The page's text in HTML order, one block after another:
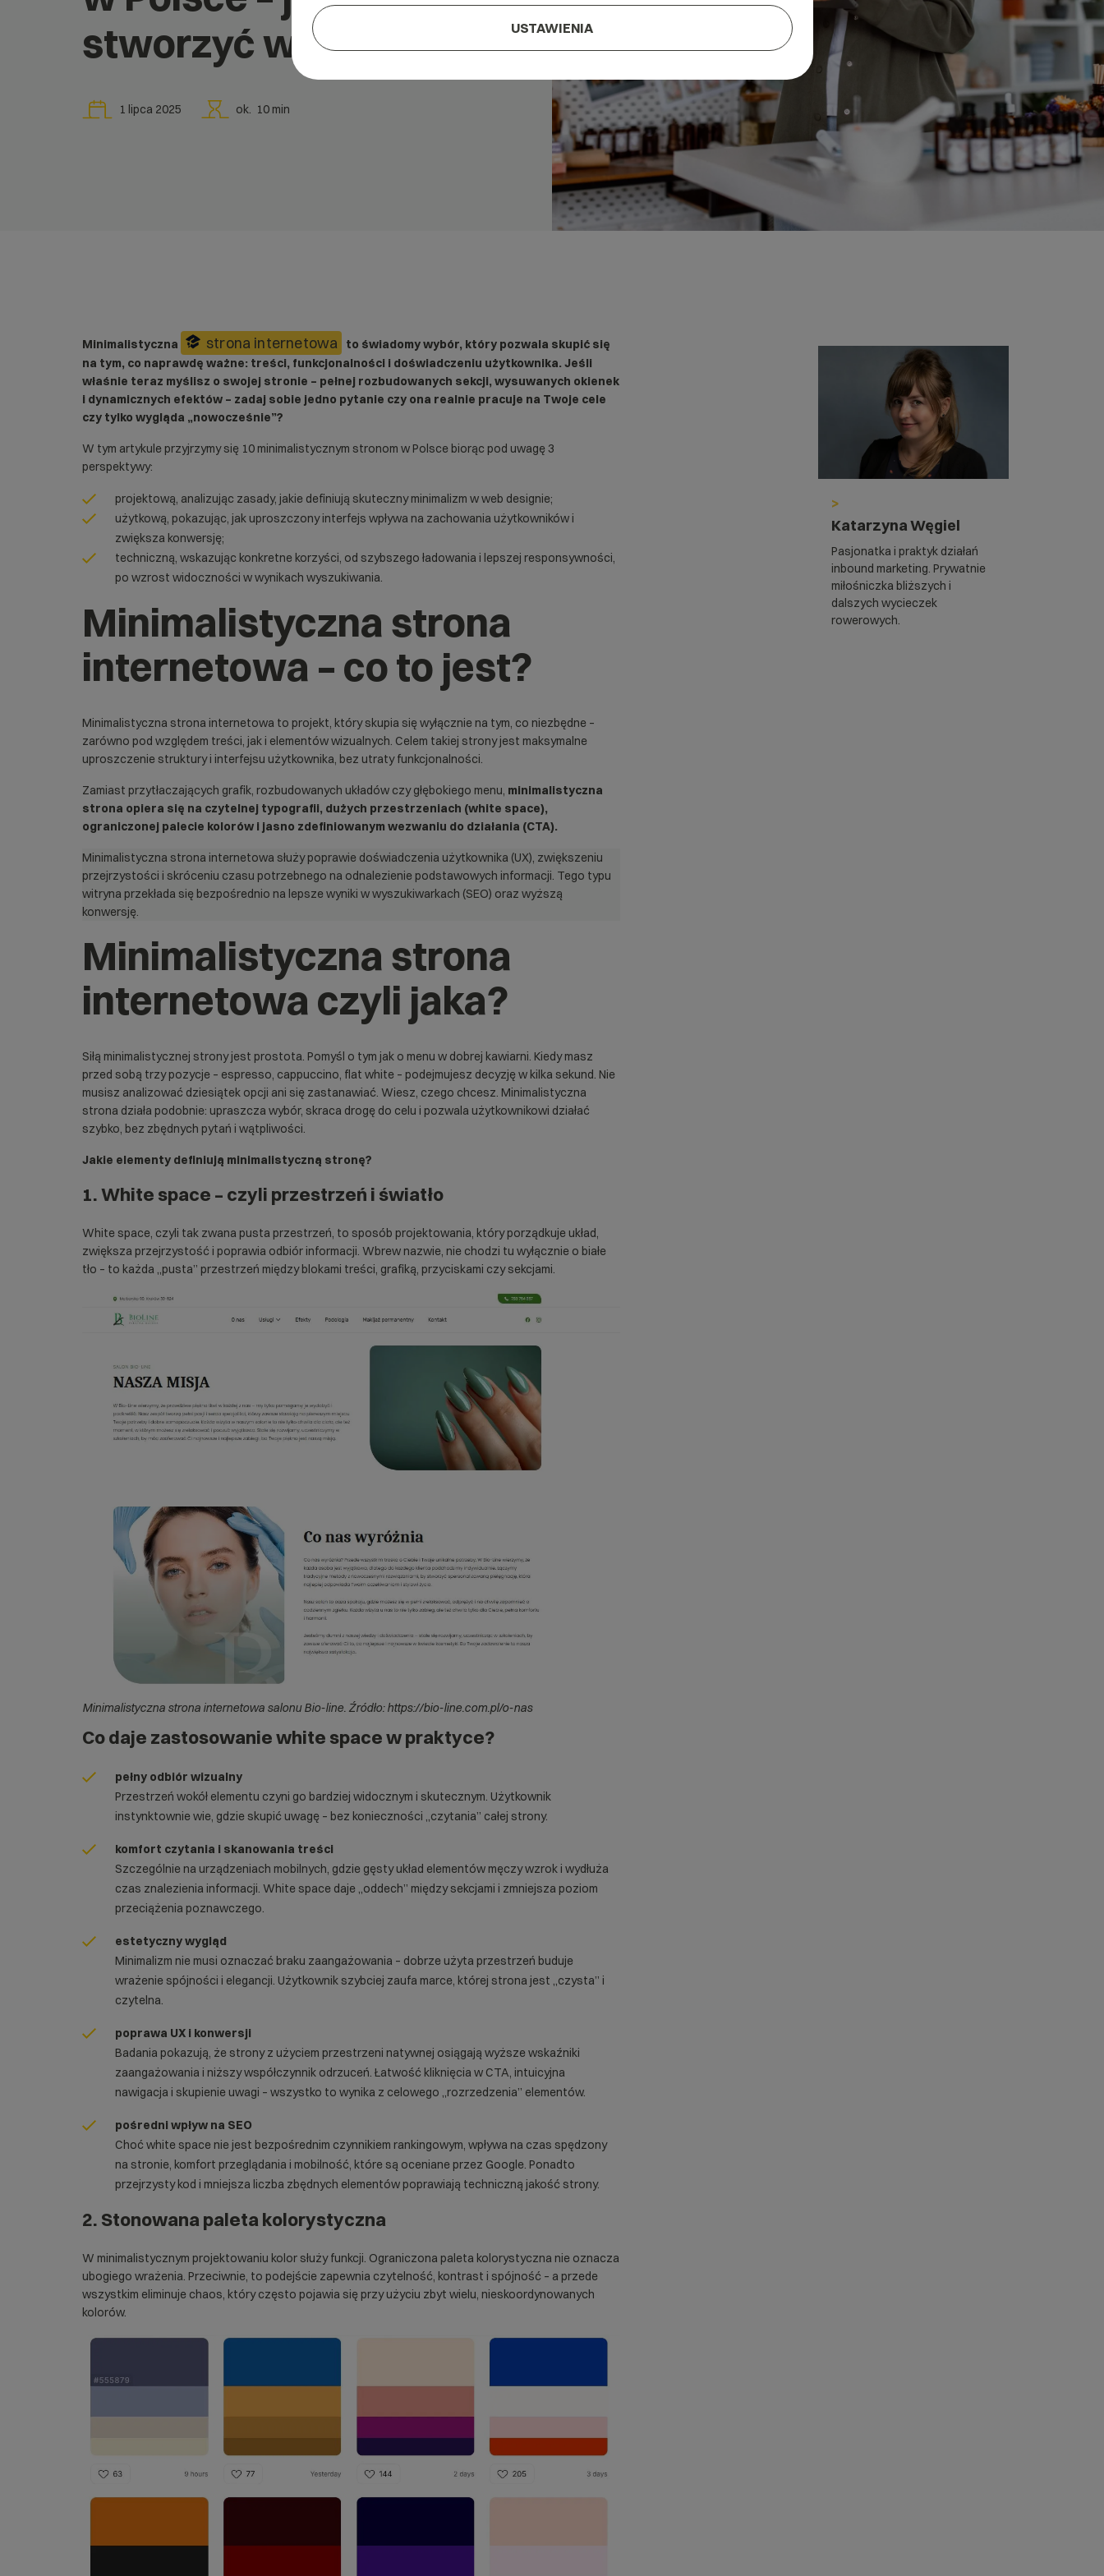
stworzyć własną?
1 lipca 2025 ok. 10 min
Minimalistyczna strona internetowa
to świadomy wybór, który pozwala skupić się
na tym, co naprawdę ważne: treści, funkcjonalności i doświadczeniu użytkownika. Jeśli
właśnie teraz myślisz o swojej stronie – pełnej rozbudowanych sekcji, wysuwanych okienek
i dynamicznych efektów – zadaj sobie jedno pytanie czy ona realnie pracuje na Twoje cele
czy tylko wygląda „nowocześnie”?
W tym artykule przyjrzymy się 10 minimalistycznym stronom w Polsce biorąc pod uwagę 3
perspektywy:
projektową, analizując zasady, jakie definiują skuteczny minimalizm w web designie;
użytkową, pokazując, jak uproszczony interfejs wpływa na zachowania użytkowników i
zwiększa konwersję;
techniczną, wskazując konkretne korzyści, od szybszego ładowania i lepszej responsywności,
po wzrost widoczności w wynikach wyszukiwania.
Minimalistyczna strona
internetowa – co to jest?
Minimalistyczna strona internetowa to projekt, który skupia się wyłącznie na tym, co niezbędne –
zarówno pod względem treści, jak i elementów wizualnych. Celem takiej strony jest maksymalne
uproszczenie struktury i interfejsu użytkownika, bez utraty funkcjonalności.
Zamiast przytłaczających grafik, rozbudowanych układów czy głębokiego menu, minimalistyczna
strona opiera się na czytelnej typografii, dużych przestrzeniach (white space),
ograniczonej palecie kolorów i jasno zdefiniowanym wezwaniu do działania (CTA).
Minimalistyczna strona internetowa służy poprawie doświadczenia użytkownika (UX), zwiększeniu
przejrzystości i skróceniu czasu potrzebnego na odnalezienie podstawowych informacji. Tego typu
witryna przekłada się bezpośrednio na lepsze wyniki w wyszukiwarkach (SEO) oraz wyższą
konwersję.
Minimalistyczna strona
internetowa czyli jaka?
Siłą minimalistycznej strony jest prostota. Pomyśl o tym jak o menu w dobrej kawiarni. Kiedy masz
przed sobą trzy pozycje – espresso, cappuccino, flat white – podejmujesz decyzję w kilka sekund. Nie
musisz analizować dziesiątek opcji ani się zastanawiać. Wiesz, czego chcesz. Minimalistyczna
strona działa podobnie: upraszcza wybór, skraca drogę do celu i pozwala użytkownikowi działać
szybko, bez zbędnych pytań i wątpliwości.
Jakie elementy definiują minimalistyczną stronę?
1. White space – czyli przestrzeń i światło
White space, czyli tak zwana pusta przestrzeń, to sposób projektowania, który porządkuje układ,
zwiększa przejrzystość i poprawia odbiór informacji. Wbrew nazwie, nie chodzi tu wyłącznie o białe
tło – to każda „pusta” przestrzeń między blokami treści, grafiką, przyciskami czy sekcjami.
Minimalistyczna strona internetowa salonu Bio-line. Źródło: https://bio-line.com.pl/o-nas
Co daje zastosowanie white space w praktyce?
pełny odbiór wizualny
Przestrzeń wokół elementu czyni go bardziej widocznym i skutecznym. Użytkownik
instynktownie wie, gdzie skupić uwagę – bez konieczności „czytania” całej strony.
komfort czytania i skanowania treści
Szczególnie na urządzeniach mobilnych, gdzie gęsty układ elementów męczy wzrok i wydłuża
czas znalezienia informacji. White space daje „oddech” między sekcjami i zmniejsza poziom
przeciążenia poznawczego.
estetyczny wygląd
Minimalizm nie musi oznaczać braku zaangażowania – dobrze użyta przestrzeń buduje
wrażenie spójności i elegancji. Użytkownik szybciej zaufa marce, której strona jest „czysta” i
czytelna.
poprawa UX i konwersji
Badania pokazują, że strony z użyciem przestrzeni natywnej osiągają wyższe wskaźniki
zaangażowania i niższy współczynnik odrzuceń. Łatwość kliknięcia w CTA, intuicyjna
nawigacja i skupienie uwagi – wszystko to wynika z celowego „rozrzedzenia” elementów.
pośredni wpływ na SEO
Choć white space nie jest bezpośrednim czynnikiem rankingowym, wpływa na czas spędzony
na stronie, komfort przeglądania i mobilność, które są oceniane przez Google. Ponadto
przejrzysty kod i mniejsza liczba zbędnych elementów poprawiają techniczną jakość strony.
2. Stonowana paleta kolorystyczna
W minimalistycznym projektowaniu kolor służy funkcji. Ograniczona paleta kolorystyczna nie oznacza
ubogiego wrażenia. Przeciwnie, to podejście zapewnia czytelność, kontrast i spójność – a przede
wszystkim eliminuje chaos, który często pojawia się przy użyciu zbyt wielu, nieskoordynowanych
kolorów.
>
Katarzyna Węgiel
Pasjonatka i praktyk działań
inbound marketing. Prywatnie
miłośniczka bliższych i
dalszych wycieczek
rowerowych.
USTAWIENIA